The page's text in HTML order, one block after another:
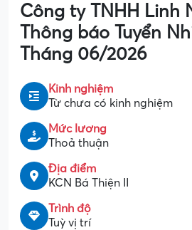
Công ty TNHH Linh
Thông báo Tuyển
Tháng 06/2026
Kinh nghiệm
Từ chưa có kinh nghiệm
Mức lương
Thoả thuận
Địa điểm
KCN Bá Thiện II
Trình độ
Tuỳ vị trí